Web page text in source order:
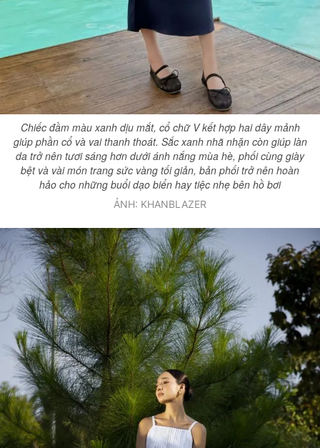
Chiếc đầm màu xanh dịu mắt, cổ chữ V kết hợp hai dây mảnh
giúp phần cổ và vai thanh thoát. Sắc xanh nhã nhặn còn giúp làn
da trở nên tươi sáng hơn dưới ánh nắng mùa hè, phối cùng giày
bệt và vài món trang sức vàng tối giản, bản phối trở nên hoàn
hảo cho những buổi dạo biển hay tiệc nhẹ bên hồ bơi
ẢNH: KHANBLAZER